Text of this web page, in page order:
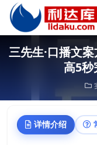
三先生·口播文
高5秒
详情介绍